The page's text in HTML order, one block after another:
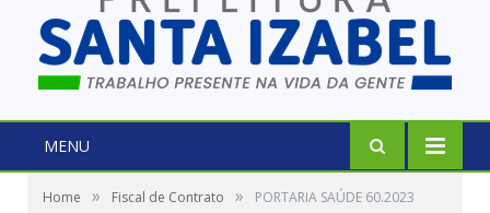
MENU
Home » Fiscal de Contrato » PORTARIA SAÚDE 60.2023